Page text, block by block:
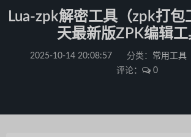
Lua-zpk解密工具（zpk打包
天最新版ZPK编辑工
2025-10-14 20:08:57 分类： 常用工具
评论：
0